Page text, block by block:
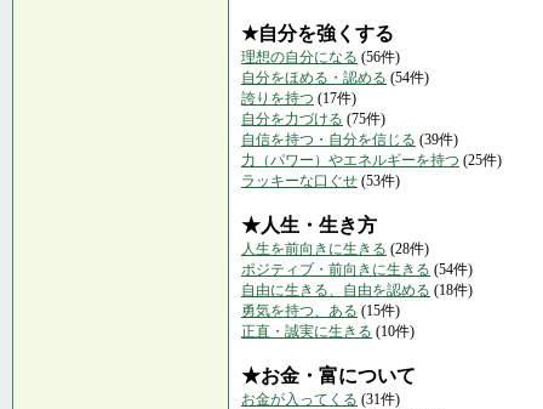
★自分を強くする
理想の自分になる (56件)
自分をほめる・認める (54件)
誇りを持つ (17件)
自分を力づける (75件)
自信を持つ・自分を信じる (39件)
力（パワー）やエネルギーを持つ (25件)
ラッキーな口ぐせ (53件)
★人生・生き方
人生を前向きに生きる (28件)
ポジティブ・前向きに生きる (54件)
自由に生きる、自由を認める (18件)
勇気を持つ、ある (15件)
正直・誠実に生きる (10件)
★お金・富について
お金が入ってくる (31件)